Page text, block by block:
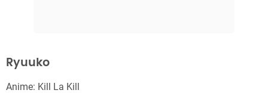
Ryuuko
Anime: Kill La Kill